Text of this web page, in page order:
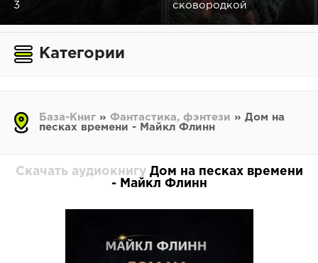
3
сковородкой
Категории
База-Книг » Фантастика, фэнтези » Дом на
песках времени - Майкл Флинн
Скачать аудиокнигу Дом на песках времени
- Майкл Флинн